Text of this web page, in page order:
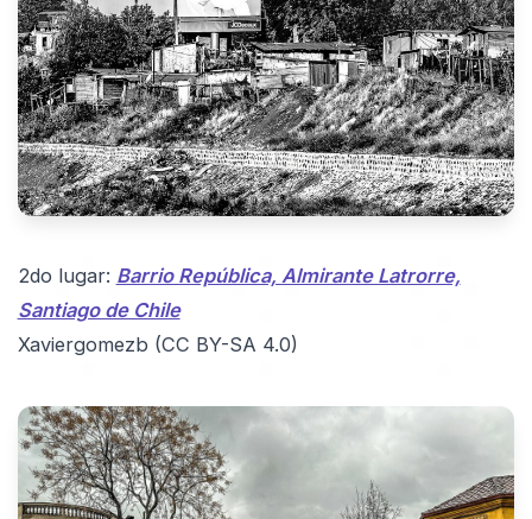
2do lugar: Barrio República, Almirante Latrorre,
Santiago de Chile
Xaviergomezb (CC BY-SA 4.0)